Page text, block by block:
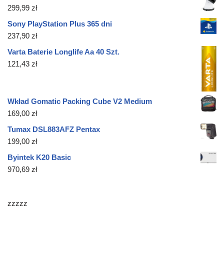
299,99 zł
Sony PlayStation Plus 365 dni
237,90 zł
Varta Baterie Longlife Aa 40 Szt.
121,43 zł
Wkład Gomatic Packing Cube V2 Medium
169,00 zł
Tumax DSL883AFZ Pentax
199,00 zł
Byintek K20 Basic
970,69 zł
zzzzz